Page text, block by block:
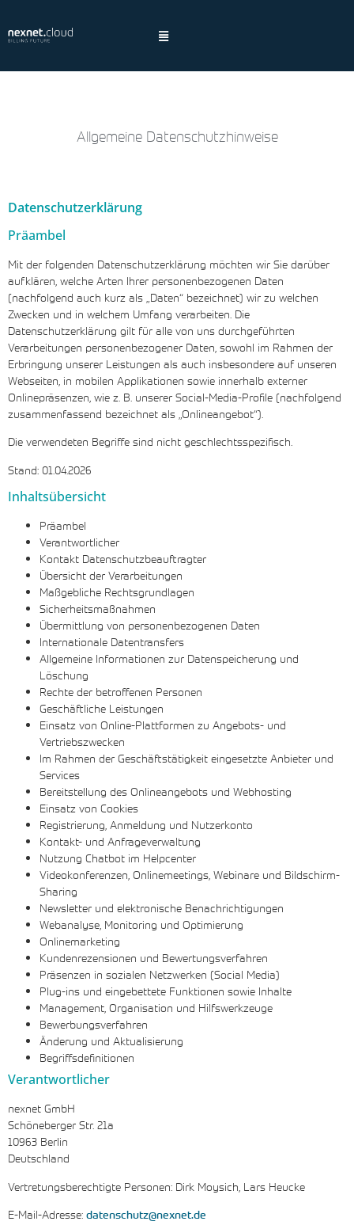
Allgemeine Datenschutzhinweise
Datenschutzerklärung
Präambel
Mit der folgenden Datenschutzerklärung möchten wir Sie darüber
aufklären, welche Arten Ihrer personenbezogenen Daten
(nachfolgend auch kurz als „Daten“ bezeichnet) wir zu welchen
Zwecken und in welchem Umfang verarbeiten. Die
Datenschutzerklärung gilt für alle von uns durchgeführten
Verarbeitungen personenbezogener Daten, sowohl im Rahmen der
Erbringung unserer Leistungen als auch insbesondere auf unseren
Webseiten, in mobilen Applikationen sowie innerhalb externer
Onlinepräsenzen, wie z. B. unserer Social-Media-Profile (nachfolgend
zusammenfassend bezeichnet als „Onlineangebot“).
Die verwendeten Begriffe sind nicht geschlechtsspezifisch.
Stand: 01.04.2026
Inhaltsübersicht
Präambel
Verantwortlicher
Kontakt Datenschutzbeauftragter
Übersicht der Verarbeitungen
Maßgebliche Rechtsgrundlagen
Sicherheitsmaßnahmen
Übermittlung von personenbezogenen Daten
Internationale Datentransfers
Allgemeine Informationen zur Datenspeicherung und
Löschung
Rechte der betroffenen Personen
Geschäftliche Leistungen
Einsatz von Online-Plattformen zu Angebots- und
Vertriebszwecken
Im Rahmen der Geschäftstätigkeit eingesetzte Anbieter und
Services
Bereitstellung des Onlineangebots und Webhosting
Einsatz von Cookies
Registrierung, Anmeldung und Nutzerkonto
Kontakt- und Anfrageverwaltung
Nutzung Chatbot im Helpcenter
Videokonferenzen, Onlinemeetings, Webinare und Bildschirm-
Sharing
Newsletter und elektronische Benachrichtigungen
Webanalyse, Monitoring und Optimierung
Onlinemarketing
Kundenrezensionen und Bewertungsverfahren
Präsenzen in sozialen Netzwerken (Social Media)
Plug-ins und eingebettete Funktionen sowie Inhalte
Management, Organisation und Hilfswerkzeuge
Bewerbungsverfahren
Änderung und Aktualisierung
Begriffsdefinitionen
Verantwortlicher
nexnet GmbH
Schöneberger Str. 21a
10963 Berlin
Deutschland
Vertretungsberechtigte Personen: Dirk Moysich, Lars Heucke
E-Mail-Adresse: datenschutz@nexnet.de